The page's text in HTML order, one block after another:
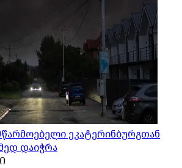
ეკატერინბურგთან
დაიჭრა